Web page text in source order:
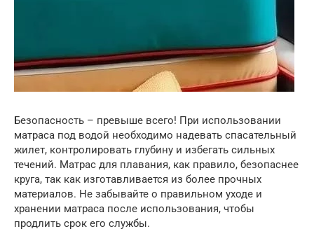
Безопасность – превыше всего! При использовании
матраса под водой необходимо надевать спасательный
жилет, контролировать глубину и избегать сильных
течений. Матрас для плавания, как правило, безопаснее
круга, так как изготавливается из более прочных
материалов. Не забывайте о правильном уходе и
хранении матраса после использования, чтобы
продлить срок его службы.